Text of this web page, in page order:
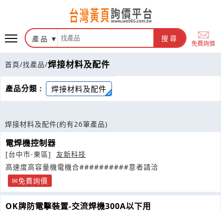
產品 搜尋
免費詢價
首頁/找產品/焊接材料及配件
產品分類 : 焊接材料及配件
焊接材料及配件(約有26筆產品)
電焊機控制器
[台中市-東區]
友新科技
高速度高容量機電機合##########意者請洽
免費詢價
OK牌防電擊裝置-交流焊機300A以下用